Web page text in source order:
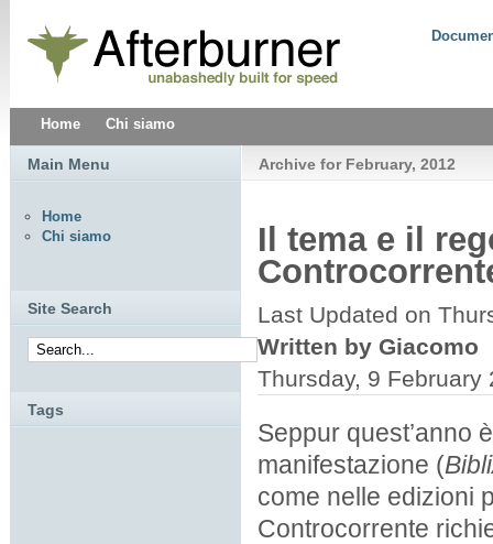
Home Chi siamo
Archive for February, 2012
Il tema e il
Last Updated on
Written by Giacomo
Thursday, 9 February
Seppur quest’anno
manifestazione (
come nelle edizioni
Controcorrente
Main Menu
Home
Chi siamo
Site Search
Tags